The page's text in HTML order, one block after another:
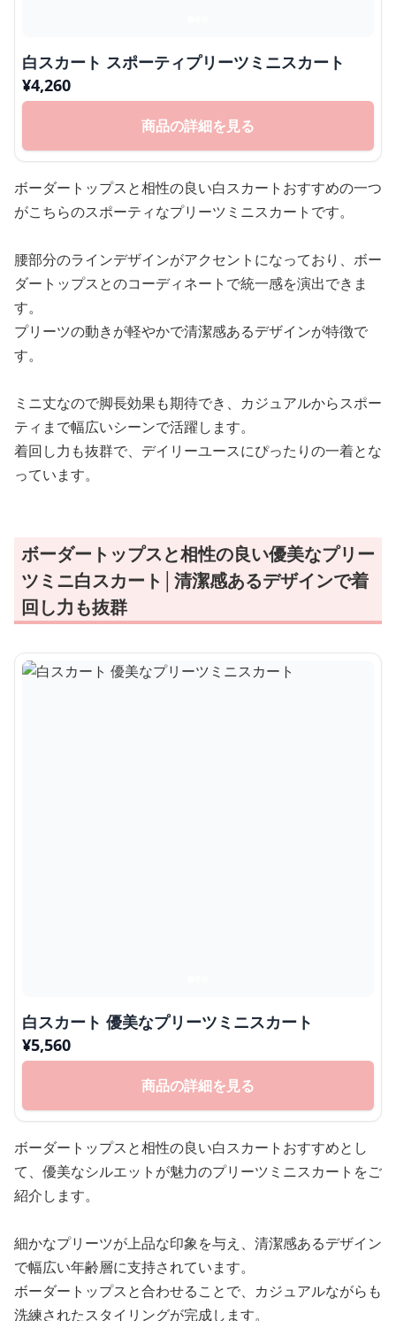
白スカート スポーティプリーツミニスカート
¥4,260
商品の詳細を見る
ボーダートップスと相性の良い白スカートおすすめの一つ
がこちらのスポーティなプリーツミニスカートです。
腰部分のラインデザインがアクセントになっており、ボー
ダートップスとのコーディネートで統一感を演出できま
す。
プリーツの動きが軽やかで清潔感あるデザインが特徴で
す。
ミニ丈なので脚長効果も期待でき、カジュアルからスポー
ティまで幅広いシーンで活躍します。
着回し力も抜群で、デイリーユースにぴったりの一着とな
っています。
ボーダートップスと相性の良い優美なプリー
ツミニ白スカート│清潔感あるデザインで着
回し力も抜群
白スカート 優美なプリーツミニスカート
¥5,560
商品の詳細を見る
ボーダートップスと相性の良い白スカートおすすめとし
て、優美なシルエットが魅力のプリーツミニスカートをご
紹介します。
細かなプリーツが上品な印象を与え、清潔感あるデザイン
で幅広い年齢層に支持されています。
ボーダートップスと合わせることで、カジュアルながらも
洗練されたスタイリングが完成します。